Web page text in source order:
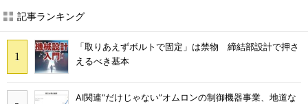
記事ランキング
「取りあえずボルトで固定」は禁物 締結部設計で押さ
えるべき基本
AI関連“だけじゃない”オムロンの制御機器事業、地道な